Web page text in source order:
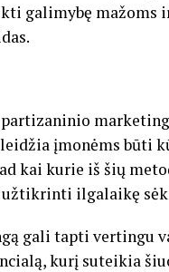
galimybę mažoms
įmonėms būti
kai kurie iš šių
ilgalaikę
gali tapti vertingu
kurį suteikia